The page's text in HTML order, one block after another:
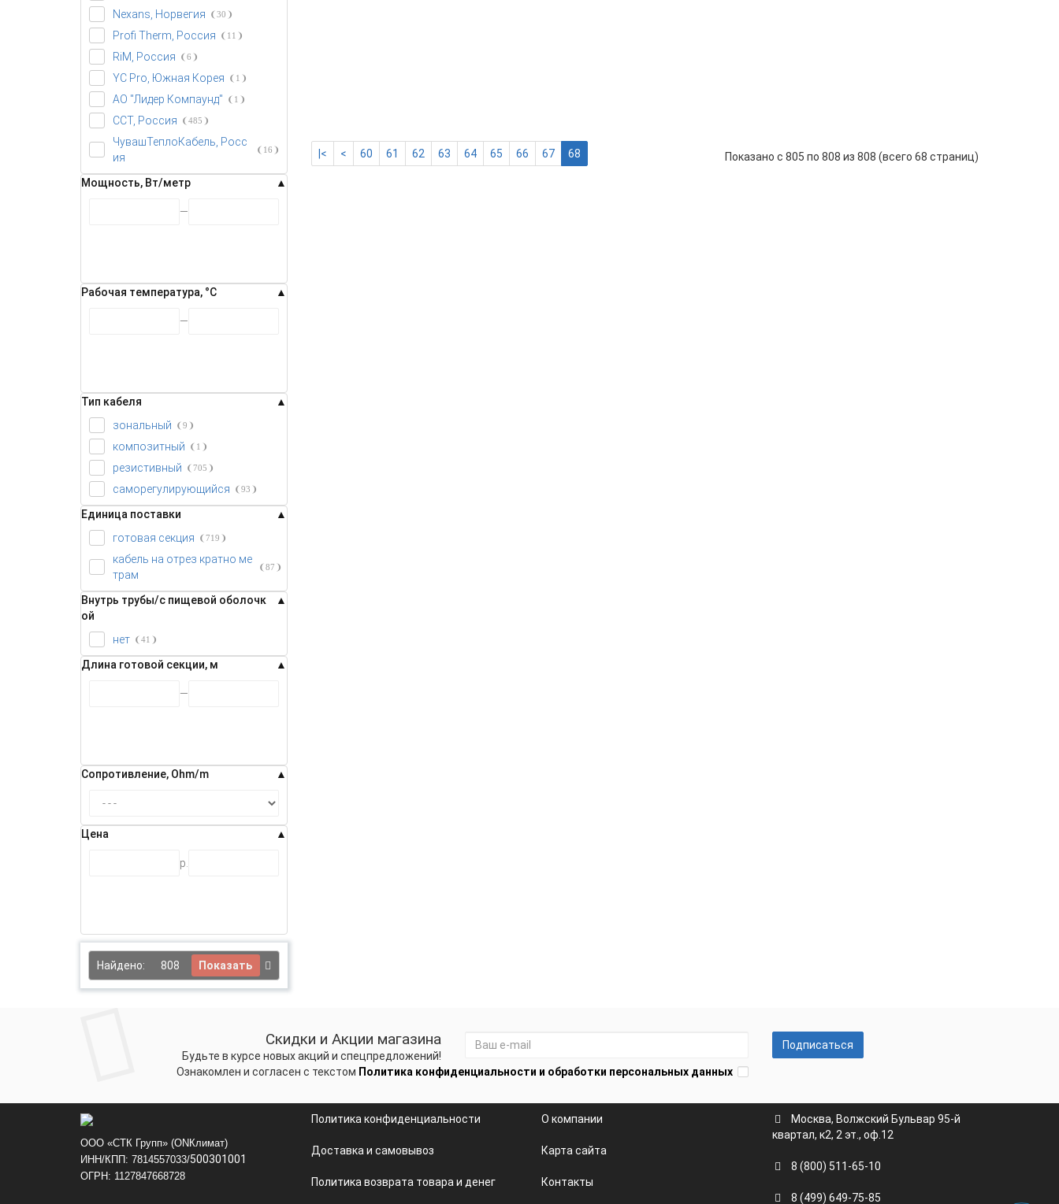
Nexans, Норвегия 30
Profi Therm, Россия 11
RiM, Россия 6
YC Pro, Южная Корея 1
АО "Лидер Компаунд" 1
ССТ, Россия 485
ЧувашТеплоКабель, Росс
ия
16
Мощность, Вт/метр
Рабочая температура, °C
Тип кабеля
зональный
9
композитный 1
резистивный 705
саморегулирующийся 93
Единица поставки
готовая секция
719
кабель на отрез кратно ме
трам
87
Внутрь трубы/с пищевой оболочк
ой
нет
41
Длина готовой секции, м
Сопротивление, Ohm/m
Цена
р.
Найдено: 808 Показать
|< < 60 61 62 63 64 65 66 67 68 Показано с 805 по 808 из 808 (всего 68 страниц)
Скидки и Акции магазина
Будьте в курсе новых акций и спецпредложений!
Подписаться
Ознакомлен и согласен с текстом Политика конфиденциальности и обработки персональных данных
ООО «СТК Групп» (ONКлимат)
ИНН/КПП: 7814557033/500301001
ОГРН: 1127847668728
Политика конфиденциальности
Доставка и самовывоз
Политика возврата товара и денег
О компании
Карта сайта
Контакты
Москва, Волжский Бульвар 95-й
квартал, к2, 2 эт., оф.12
8 (800) 511-65-10
8 (499) 649-75-85